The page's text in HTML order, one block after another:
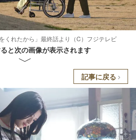
くれたから」最終話より（C）フジテレビ
と次の画像が表示されます
記事に戻る